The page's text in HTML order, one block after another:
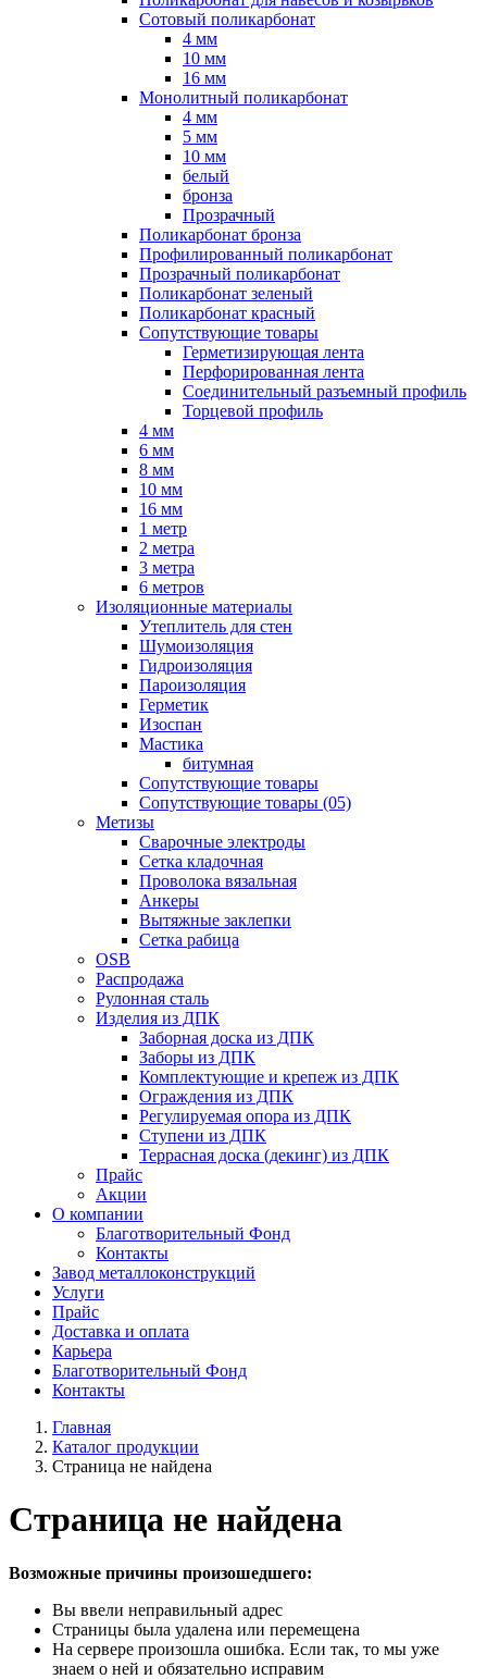
Сотовый поликарбонат
4 мм
10 мм
16 мм
Монолитный поликарбонат
4 мм
5 мм
10 мм
белый
бронза
Прозрачный
Поликарбонат бронза
Профилированный поликарбонат
Прозрачный поликарбонат
Поликарбонат зеленый
Поликарбонат красный
Сопутствующие товары
Герметизирующая лента
Перфорированная лента
Соединительный разъемный профиль
Торцевой профиль
4 мм
6 мм
8 мм
10 мм
16 мм
1 метр
2 метра
3 метра
6 метров
Изоляционные материалы
Утеплитель для стен
Шумоизоляция
Гидроизоляция
Пароизоляция
Герметик
Изоспан
Мастика
битумная
Сопутствующие товары
Сопутствующие товары (05)
Метизы
Сварочные электроды
Сетка кладочная
Проволока вязальная
Анкеры
Вытяжные заклепки
Сетка рабица
OSB
Распродажа
Рулонная сталь
Изделия из ДПК
Заборная доска из ДПК
Заборы из ДПК
Комплектующие и крепеж из ДПК
Ограждения из ДПК
Регулируемая опора из ДПК
Ступени из ДПК
Террасная доска (декинг) из ДПК
Прайс
Акции
О компании
Благотворительный Фонд
Контакты
Завод металлоконструкций
Услуги
Прайс
Доставка и оплата
Карьера
Благотворительный Фонд
Контакты
Главная
Каталог продукции
Страница не найдена
Страница не найдена
Возможные причины произошедшего:
Вы ввели неправильный адрес
Страницы была удалена или перемещена
На сервере произошла ошибка. Если так, то мы уже
знаем о ней и обязательно исправим